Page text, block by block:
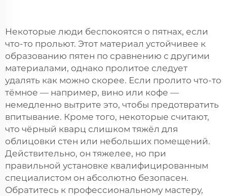
Некоторые люди беспокоятся о пятнах, если
что-то прольют. Этот материал устойчивее к
образованию пятен по сравнению с другими
материалами, однако пролитое следует
удалять как можно скорее. Если пролито что-то
тёмное — например, вино или кофе —
немедленно вытрите это, чтобы предотвратить
впитывание. Кроме того, некоторые считают,
что чёрный кварц слишком тяжёл для
облицовки стен или небольших помещений.
Действительно, он тяжелее, но при
правильной установке квалифицированным
специалистом он абсолютно безопасен.
Обратитесь к профессиональному мастеру,